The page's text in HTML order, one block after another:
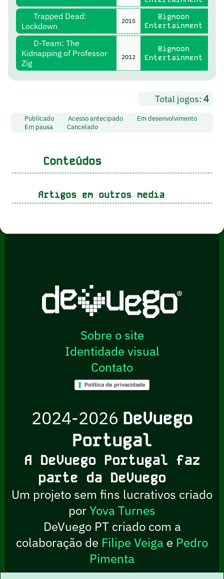
Trapped Dead:
Lockdown
2015
Bigmoon
Entertainment
D-Team: The
Kidnapping of Professor
Zig
2012
Bigmoon
Entertainment
Total jogos: 4
Publicado Acesso antecipado
Em desenvolvimento
Em pausa
Cancelado
Conteúdos
Artigos em outros media
Sobre o site
Identidade visual
Contato
Política de privacidade
2024-2026 DeVuego
Portugal
A DeVuego Portugal faz
parte da DeVuego
Um projeto sem fins lucrativos criado
porYova Turnes
DeVuego PT criado com a
colaboração de Filipe Veiga e Pedro
Pimenta